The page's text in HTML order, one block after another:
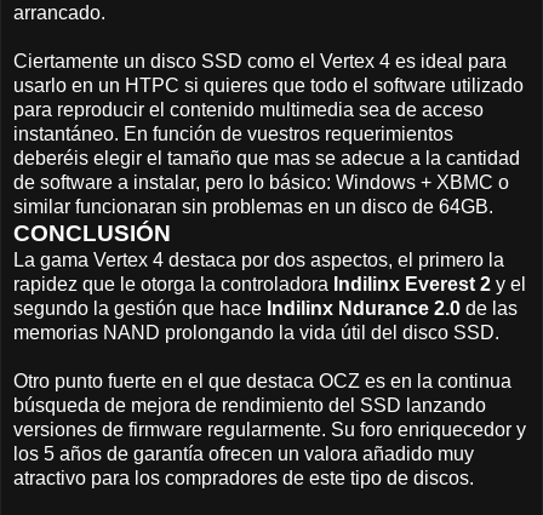
arrancado.
Ciertamente un disco SSD como el Vertex 4 es ideal para
usarlo en un HTPC si quieres que todo el software utilizado
para reproducir el contenido multimedia sea de acceso
instantáneo. En función de vuestros requerimientos
deberéis elegir el tamaño que mas se adecue a la cantidad
de software a instalar, pero lo básico: Windows + XBMC o
similar funcionaran sin problemas en un disco de 64GB.
CONCLUSIÓN
La gama Vertex 4 destaca por dos aspectos, el primero la
rapidez que le otorga la controladora Indilinx Everest 2 y el
segundo la gestión que hace Indilinx Ndurance 2.0 de las
memorias NAND prolongando la vida útil del disco SSD.
Otro punto fuerte en el que destaca OCZ es en la continua
búsqueda de mejora de rendimiento del SSD lanzando
versiones de firmware regularmente. Su foro enriquecedor y
los 5 años de garantía ofrecen un valora añadido muy
atractivo para los compradores de este tipo de discos.